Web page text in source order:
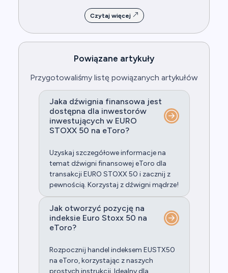
Czytaj więcej
Powiązane artykuły
Przygotowaliśmy listę powiązanych artykułów
Jaka dźwignia finansowa jest
dostępna dla inwestorów
inwestujących w EURO
STOXX 50 na eToro?
Uzyskaj szczegółowe informacje na
temat dźwigni finansowej eToro dla
transakcji EURO STOXX 50 i zacznij z
pewnością. Korzystaj z dźwigni mądrze!
Jak otworzyć pozycję na
indeksie Euro Stoxx 50 na
eToro?
Rozpocznij handel indeksem EUSTX50
na eToro, korzystając z naszych
prostych instrukcji. Idealny dla